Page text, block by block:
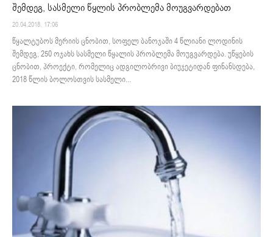
შემდეგ, სასმელი წყლის პრობლემა მოუგვარდებათ
20.04.2018. 17:06
წყალტუბოს მერიის ცნობით, სოფელ ბანოჯაში 4 წლიანი ლოდინის
შემდეგ, 250 ოჯახს სასმელი წყალის პრობლემა მოუგვარდება. უწყების
ცნობით, პროექტი, რომელიც ადგილობრივი ბიუჯეტიდან ფინანსდება,
2018 წლის ბოლოსთვის სასმელი...